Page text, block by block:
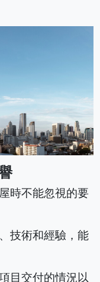
時不能忽視的要
技術和經驗，能
目交付的情況以